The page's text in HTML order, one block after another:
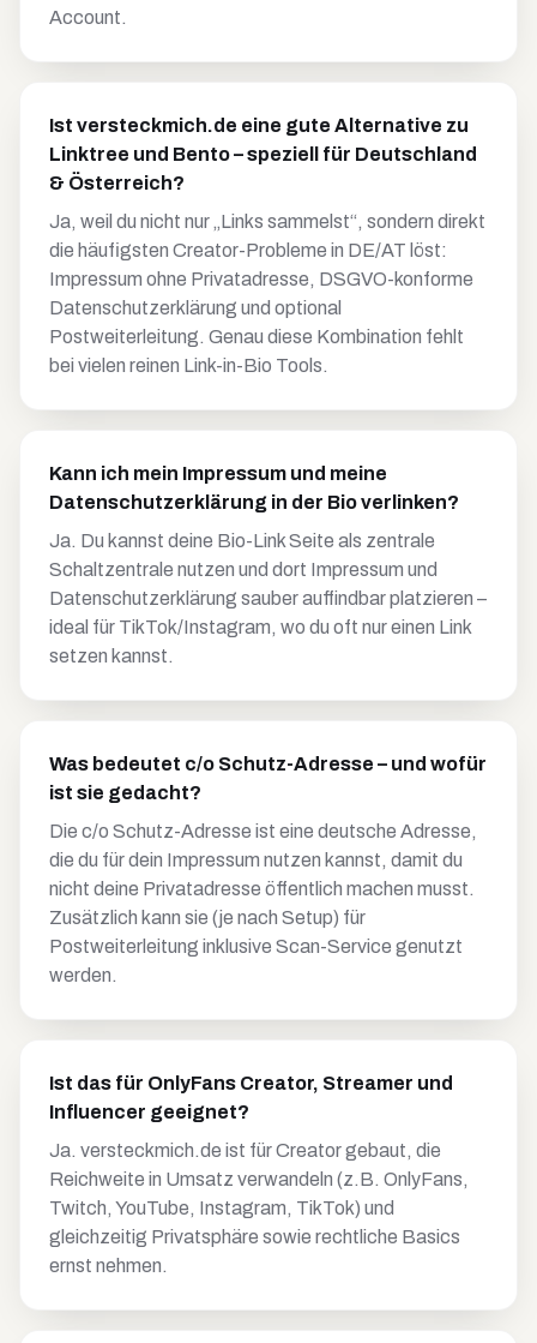
Account.
Ist versteckmich.de eine gute Alternative zu
Linktree und Bento – speziell für Deutschland
& Österreich?
Ja, weil du nicht nur „Links sammelst“, sondern direkt
die häufigsten Creator-Probleme in DE/AT löst:
Impressum ohne Privatadresse, DSGVO-konforme
Datenschutzerklärung und optional
Postweiterleitung. Genau diese Kombination fehlt
bei vielen reinen Link-in-Bio Tools.
Kann ich mein Impressum und meine
Datenschutzerklärung in der Bio verlinken?
Ja. Du kannst deine Bio-Link Seite als zentrale
Schaltzentrale nutzen und dort Impressum und
Datenschutzerklärung sauber auffindbar platzieren –
ideal für TikTok/Instagram, wo du oft nur einen Link
setzen kannst.
Was bedeutet c/o Schutz-Adresse – und wofür
ist sie gedacht?
Die c/o Schutz-Adresse ist eine deutsche Adresse,
die du für dein Impressum nutzen kannst, damit du
nicht deine Privatadresse öffentlich machen musst.
Zusätzlich kann sie (je nach Setup) für
Postweiterleitung inklusive Scan-Service genutzt
werden.
Ist das für OnlyFans Creator, Streamer und
Influencer geeignet?
Ja. versteckmich.de ist für Creator gebaut, die
Reichweite in Umsatz verwandeln (z.B. OnlyFans,
Twitch, YouTube, Instagram, TikTok) und
gleichzeitig Privatsphäre sowie rechtliche Basics
ernst nehmen.